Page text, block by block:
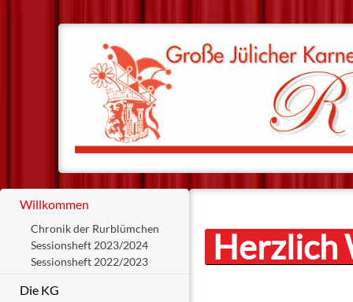
Willkommen
Chronik der Rurblümchen
Sessionsheft 2023/2024
Sessionsheft 2022/2023
Die KG
Herzlich